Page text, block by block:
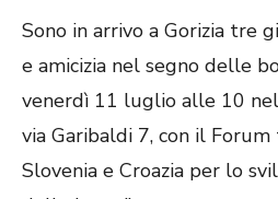
Sono in arrivo a Gorizia tre
e amicizia nel segno delle
venerdì 11 luglio alle 10
via Garibaldi 7, con il Forum
Slovenia e Croazia per lo